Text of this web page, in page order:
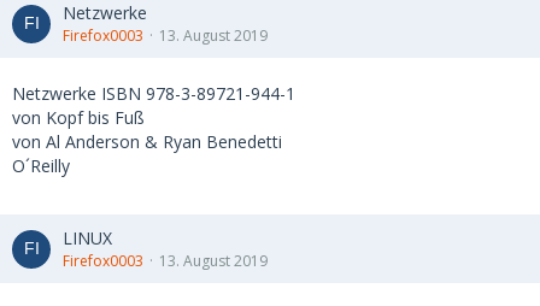
Netzwerke
Firefox0003 13. August 2019
Netzwerke ISBN 978-3-89721-944-1
von Kopf bis Fuß
von Al Anderson & Ryan Benedetti
O´Reilly
LINUX
Firefox0003 13. August 2019